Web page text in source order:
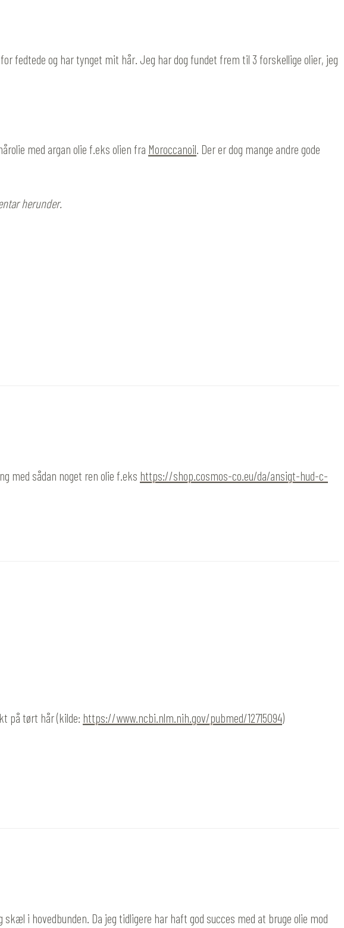
fedtede og har tynget mit hår. Jeg har dog fundet frem til 3 forskellige olier, jeg
med argan olie f.eks olien fra Moroccanoil. Der er dog mange andre gode
herunder.
med sådan noget ren olie f.eks https://shop.cosmos-co.eu/da/ansigt-hud-c-
på tørt hår (kilde: https://www.ncbi.nlm.nih.gov/pubmed/12715094)
i hovedbunden. Da jeg tidligere har haft god succes med at bruge olie mod